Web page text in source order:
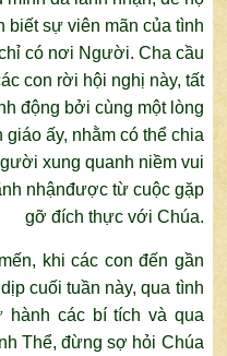
biết sự viên mãn của tình
có nơi Người. Cha cầu
con rời hội nghị này, tất
động bởi cùng một lòng
giáo ấy, nhằm có thể chia
xung quanh niềm vui
nhậnđược từ cuộc gặp
gỡ đích thực với Chúa.
khi các con đến gần
cuối tuần này, qua tình
hành các bí tích và qua
Thể, đừng sợ hỏi Chúa